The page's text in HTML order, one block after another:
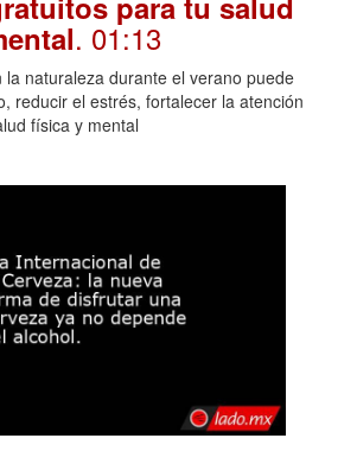
. 01:13
la naturaleza durante el verano puede
reducir el estrés, fortalecer la atención
física y mental